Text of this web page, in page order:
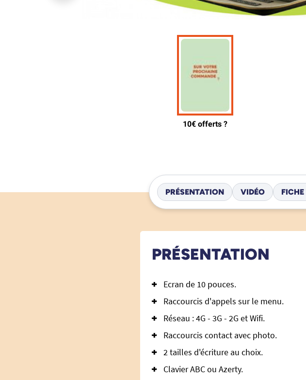
PRÉSENTATION VIDÉO
PRÉSENTATION
Ecran de 10 pouces.
Raccourcis d'appels sur le menu.
Réseau : 4G - 3G - 2G et Wifi.
Raccourcis contact avec photo.
2 tailles d'écriture au choix.
Clavier ABC ou Azerty.